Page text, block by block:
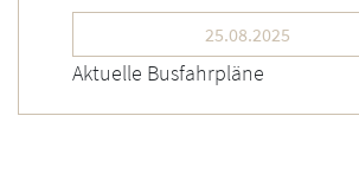
25.08.2025
Aktuelle Busfahrpläne